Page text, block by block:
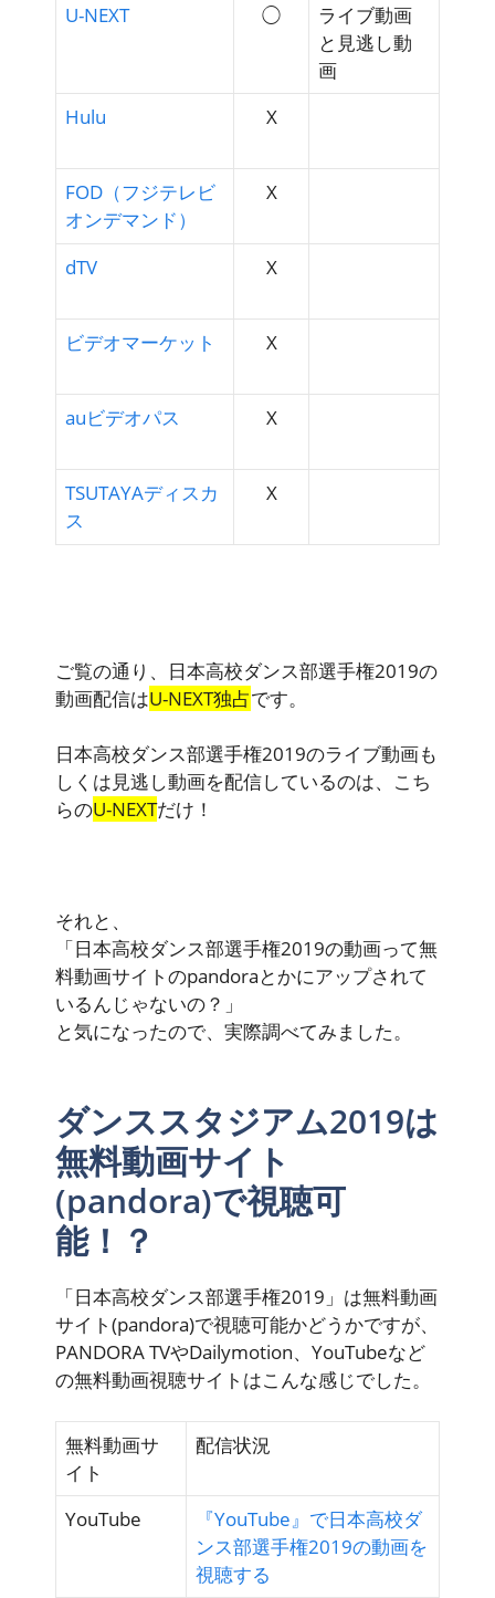
U-NEXT ◯
ライブ動画
と見逃し動
画
Hulu
X
FOD（フジテレビ
オンデマンド）
X
dTV X
ビデオマーケット X
auビデオパス X
TSUTAYAディスカ
ス
X
ご覧の通り、日本高校ダンス部選手権2019の
動画配信はU-NEXT独占です。
日本高校ダンス部選手権2019のライブ動画も
しくは見逃し動画を配信しているのは、こち
らのU-NEXTだけ！
それと、
「日本高校ダンス部選手権2019の動画って無
料動画サイトのpandoraとかにアップされて
いるんじゃないの？」
と気になったので、実際調べてみました。
ダンススタジアム2019は
無料動画サイト
(pandora)で視聴可
能！？
「日本高校ダンス部選手権2019」は無料動画
サイト(pandora)で視聴可能かどうかですが、
PANDORA TVやDailymotion、YouTubeなど
の無料動画視聴サイトはこんな感じでした。
無料動画サ
イト
配信状況
YouTube
『YouTube』で日本高校ダ
ンス部選手権2019の動画を
視聴する